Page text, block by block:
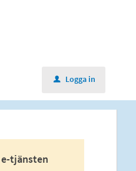
u Logga in
tjänsten